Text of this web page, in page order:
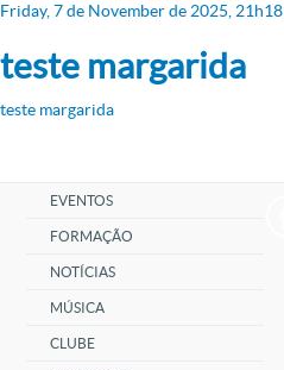
Friday, 7de Novemberde 2025, 21h18
teste margarida
teste margarida
EVENTOS
FORMAÇÃO
NOTÍCIAS
MÚSICA
CLUBE